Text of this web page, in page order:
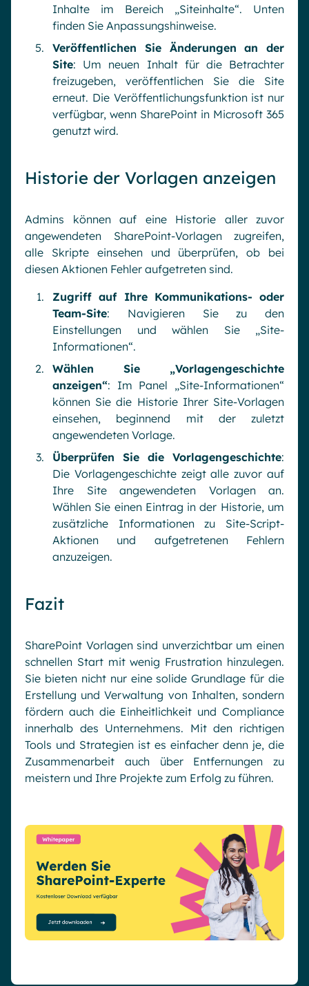
Inhalte im Bereich „Siteinhalte“. Unten
finden Sie Anpassungshinweise.
Veröffentlichen Sie Änderungen an der
Site: Um neuen Inhalt für die Betrachter
freizugeben, veröffentlichen Sie die Site
erneut. Die Veröffentlichungsfunktion ist nur
verfügbar, wenn SharePoint in Microsoft 365
genutzt wird.
Historie der Vorlagen anzeigen
Admins können auf eine Historie aller zuvor
angewendeten SharePoint-Vorlagen zugreifen,
alle Skripte einsehen und überprüfen, ob bei
diesen Aktionen Fehler aufgetreten sind.
Zugriff auf Ihre Kommunikations- oder
Team-Site: Navigieren Sie zu den
Einstellungen und wählen Sie „Site-
Informationen“.
Wählen Sie „Vorlagengeschichte
anzeigen“: Im Panel „Site-Informationen“
können Sie die Historie Ihrer Site-Vorlagen
einsehen, beginnend mit der zuletzt
angewendeten Vorlage.
Überprüfen Sie die Vorlagengeschichte:
Die Vorlagengeschichte zeigt alle zuvor auf
Ihre Site angewendeten Vorlagen an.
Wählen Sie einen Eintrag in der Historie, um
zusätzliche Informationen zu Site-Script-
Aktionen und aufgetretenen Fehlern
anzuzeigen.
Fazit
SharePoint Vorlagen sind unverzichtbar um einen
schnellen Start mit wenig Frustration hinzulegen.
Sie bieten nicht nur eine solide Grundlage für die
Erstellung und Verwaltung von Inhalten, sondern
fördern auch die Einheitlichkeit und Compliance
innerhalb des Unternehmens. Mit den richtigen
Tools und Strategien ist es einfacher denn je, die
Zusammenarbeit auch über Entfernungen zu
meistern und Ihre Projekte zum Erfolg zu führen.